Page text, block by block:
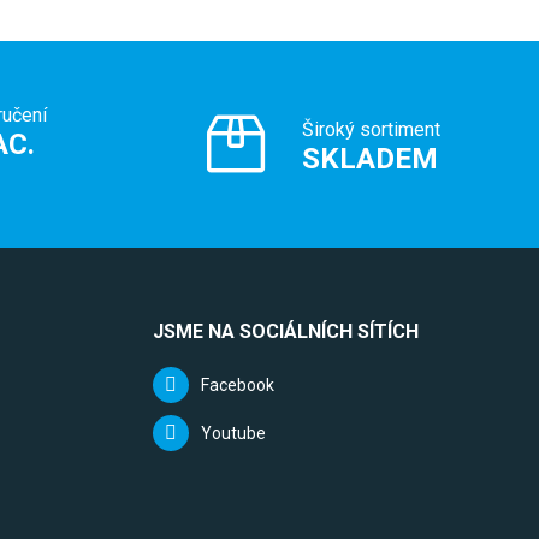
Široký sortiment
SKLADEM
JSME NA SOCIÁLNÍCH SÍTÍCH
Facebook
Youtube